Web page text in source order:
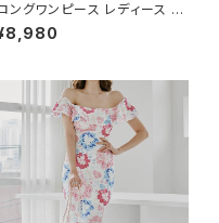
ングワンピース レディース シ
ォン フリル ハイネック ノース
ーブ フレア Aライン エレガン
秋 冬 お呼ばれ デート 食事会
ォーマル リゾート パーティー
気 大人可愛い ホワイト C-O